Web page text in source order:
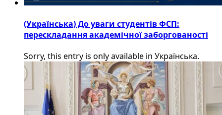
(Українська) До уваги студентів ФСП:
перескладання академічної заборгованості
Sorry, this entry is only available in Українська.